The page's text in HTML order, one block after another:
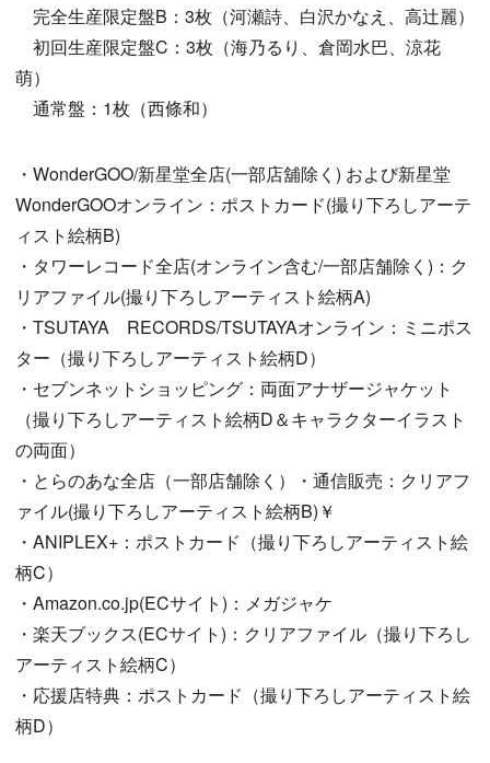
完全生産限定盤B：3枚（河瀬詩、白沢かなえ、高辻麗）
初回生産限定盤C：3枚（海乃るり、倉岡水巴、涼花
萌）
通常盤：1枚（西條和）
・WonderGOO/新星堂全店(一部店舖除く) および新星堂
WonderGOOオンライン：ポストカード(撮り下ろしアーテ
ィスト絵柄B)
・タワーレコード全店(オンライン含む/一部店舗除く)：ク
リアファイル(撮り下ろしアーティスト絵柄A)
・TSUTAYA RECORDS/TSUTAYAオンライン：ミニポス
ター（撮り下ろしアーティスト絵柄D）
・セブンネットショッピング：両面アナザージャケット
（撮り下ろしアーティスト絵柄D＆キャラクターイラスト
の両面）
・とらのあな全店（一部店舗除く）・通信販売：クリアフ
ァイル(撮り下ろしアーティスト絵柄B)￥
・ANIPLEX+：ポストカード（撮り下ろしアーティスト絵
柄C）
・Amazon.co.jp(ECサイト)：メガジャケ
・楽天ブックス(ECサイト)：クリアファイル（撮り下ろし
アーティスト絵柄C）
・応援店特典：ポストカード（撮り下ろしアーティスト絵
柄D）